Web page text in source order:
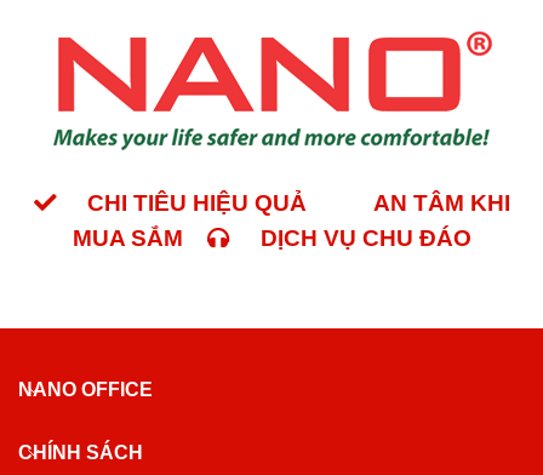
CHI TIÊU HIỆU QUẢ
AN TÂM KHI
MUA SẮM
DỊCH VỤ CHU ĐÁO
NANO OFFICE
CHÍNH SÁCH